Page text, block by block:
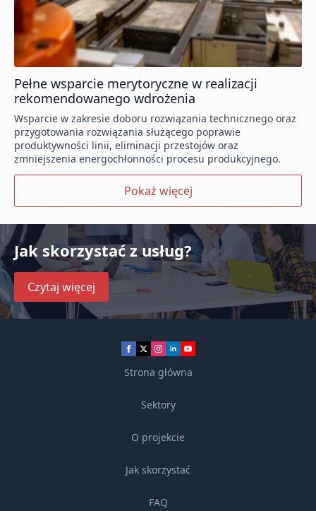
Pokaż więcej
Pełne wsparcie merytoryczne w realizacji
rekomendowanego wdrożenia
Wsparcie w zakresie doboru rozwiązania technicznego oraz
przygotowania rozwiązania służącego poprawie
produktywności linii, eliminacji przestojów oraz
zmniejszenia energochłonności procesu produkcyjnego.
Jak skorzystać z usług?
Czytaj więcej
Strona główna
Sektory
O projekcie
Jak skorzystać
FAQ